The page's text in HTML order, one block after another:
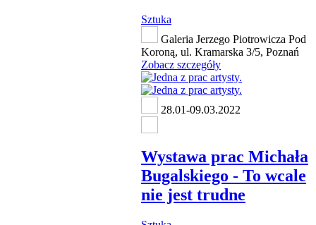
Sztuka
Galeria Jerzego Piotrowicza Pod
Koroną, ul. Kramarska 3/5, Poznań
Zobacz szczegóły
28.01-09.03.2022
Wystawa prac Michała
Bugalskiego - To wcale
nie jest trudne